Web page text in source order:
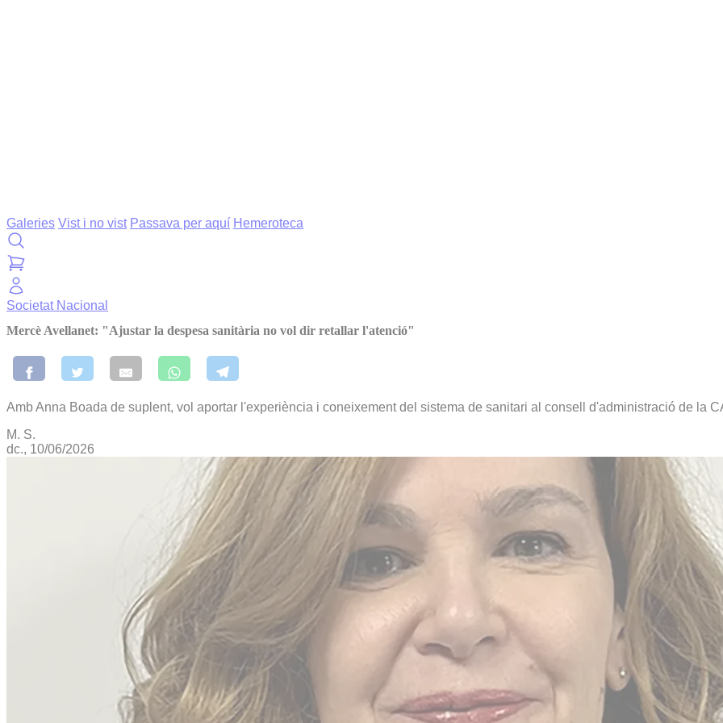
Galeries Vist i no vist Passava per aquí Hemeroteca
Societat Nacional
Mercè Avellanet: "Ajustar la despesa sanitària no vol dir retallar l'atenció"
Amb Anna Boada de suplent, vol aportar l'experiència i coneixement del sistema de sanitari al consell d'administració de la
M. S.
dc., 10/06/2026